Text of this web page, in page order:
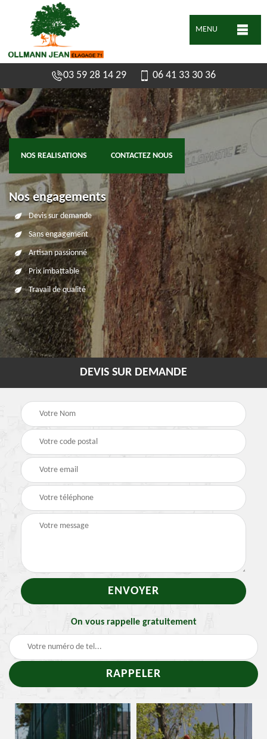
MENU
03 59 28 14 29 06 41 33 30 36
NOS REALISATIONS CONTACTEZ NOUS
Nos engagements
Devis sur demande
Sans engagement
Artisan passionné
Prix imbattable
Travail de qualité
DEVIS SUR DEMANDE
On vous rappelle gratuitement